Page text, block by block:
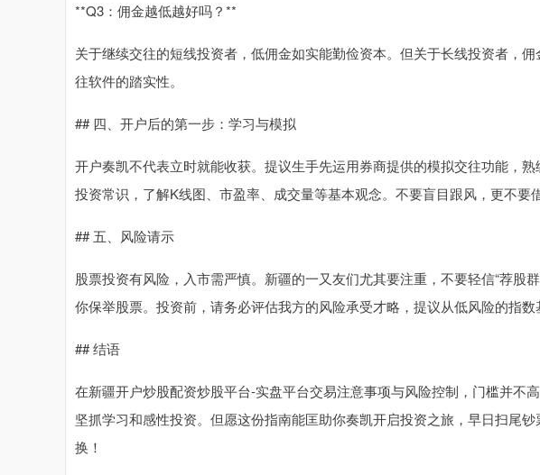
**Q3：佣金越低越好吗？**
关于继续交往的短线投资者，低佣金如实能勤俭资本。但关于长线投资者，
往软件的踏实性。
## 四、开户后的第一步：学习与模拟
开户奏凯不代表立时就能收获。提议生手先运用券商提供的模拟交往功能，
投资常识，了解K线图、市盈率、成交量等基本观念。不要盲目跟风，更不要
## 五、风险请示
股票投资有风险，入市需严慎。新疆的一又友们尤其要注重，不要轻信“荐股
你保举股票。投资前，请务必评估我方的风险承受才略，提议从低风险的指数
## 结语
在新疆开户炒股配资炒股平台-实盘平台交易注意事项与风险控制，门槛并不
坚抓学习和感性投资。但愿这份指南能匡助你奏凯开启投资之旅，早日扫尾
换！